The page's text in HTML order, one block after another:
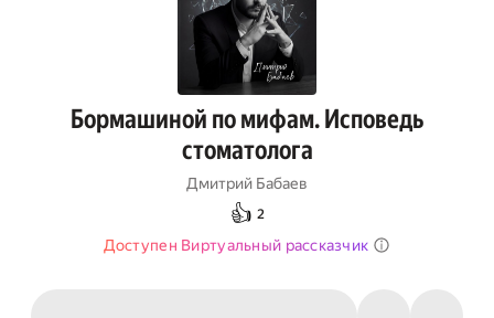
Бормашиной по мифам. Исповедь
стоматолога
Дмитрий Бабаев
👍 2
Доступен Виртуальный рассказчик